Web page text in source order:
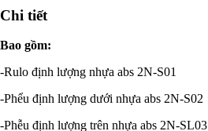
Chi tiết
Bao gồm:
-Rulo định lượng nhựa abs 2N-S01
-Phểu định lượng dưới nhựa abs 2N-S02
-Phễu định lượng trên nhựa abs 2N-SL03